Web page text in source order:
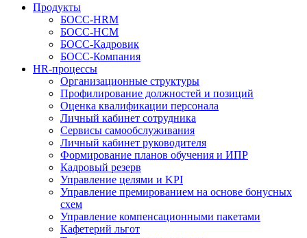
Продукты
БОСС-HRM
БОСС-HCM
БОСС-Кадровик
БОСС-Компания
HR-процессы
Организационные структуры
Профилирование должностей и позиций
Оценка квалификации персонала
Личный кабинет сотрудника
Сервисы самообслуживания
Личный кабинет руководителя
Формирование планов обучения и ИПР
Кадровый резерв
Управление целями и KPI
Управление премированием на основе бонусных
схем
Управление компенсационными пакетами
Кафетерий льгот